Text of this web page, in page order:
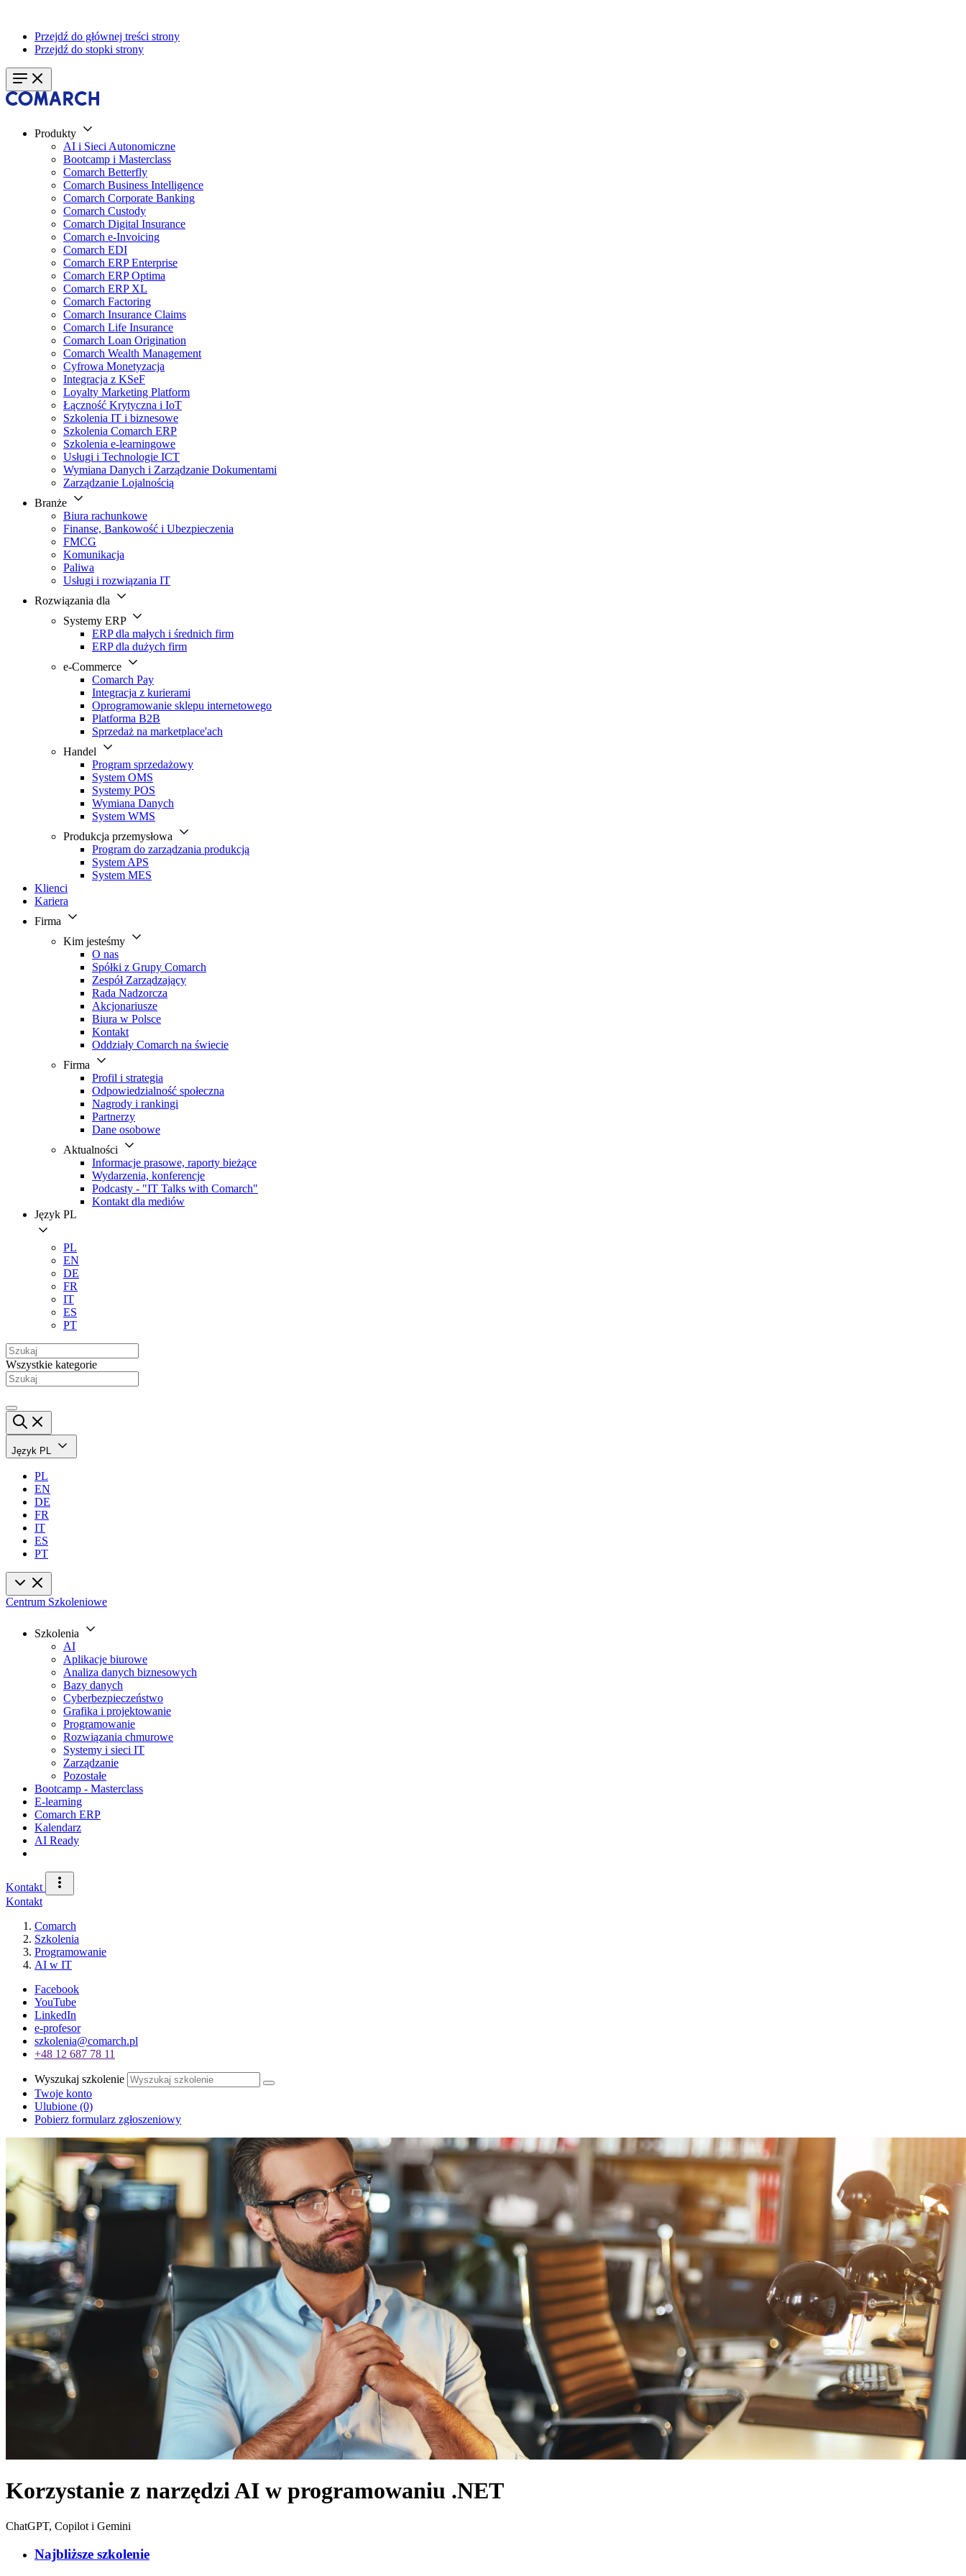
Przejdź do głównej treści strony
Przejdź do stopki strony
Produkty
AI i Sieci Autonomiczne
Bootcamp i Masterclass
Comarch Betterfly
Comarch Business Intelligence
Comarch Corporate Banking
Comarch Custody
Comarch Digital Insurance
Comarch e-Invoicing
Comarch EDI
Comarch ERP Enterprise
Comarch ERP Optima
Comarch ERP XL
Comarch Factoring
Comarch Insurance Claims
Comarch Life Insurance
Comarch Loan Origination
Comarch Wealth Management
Cyfrowa Monetyzacja
Integracja z KSeF
Loyalty Marketing Platform
Łączność Krytyczna i IoT
Szkolenia IT i biznesowe
Szkolenia Comarch ERP
Szkolenia e-learningowe
Usługi i Technologie ICT
Wymiana Danych i Zarządzanie Dokumentami
Zarządzanie Lojalnością
Branże
Biura rachunkowe
Finanse, Bankowość i Ubezpieczenia
FMCG
Komunikacja
Paliwa
Usługi i rozwiązania IT
Rozwiązania dla
Systemy ERP
ERP dla małych i średnich firm
ERP dla dużych firm
e-Commerce
Comarch Pay
Integracja z kurierami
Oprogramowanie sklepu internetowego
Platforma B2B
Sprzedaż na marketplace'ach
Handel
Program sprzedażowy
System OMS
Systemy POS
Wymiana Danych
System WMS
Produkcja przemysłowa
Program do zarządzania produkcją
System APS
System MES
Klienci
Kariera
Firma
Kim jesteśmy
O nas
Spółki z Grupy Comarch
Zespół Zarządzający
Rada Nadzorcza
Akcjonariusze
Biura w Polsce
Kontakt
Oddziały Comarch na świecie
Firma
Profil i strategia
Odpowiedzialność społeczna
Nagrody i rankingi
Partnerzy
Dane osobowe
Aktualności
Informacje prasowe, raporty bieżące
Wydarzenia, konferencje
Podcasty - "IT Talks with Comarch"
Kontakt dla mediów
Język PL
PL
EN
DE
FR
IT
ES
PT
Wszystkie kategorie
Język PL
PL
EN
DE
FR
IT
ES
PT
Centrum Szkoleniowe
Szkolenia
AI
Aplikacje biurowe
Analiza danych biznesowych
Bazy danych
Cyberbezpieczeństwo
Grafika i projektowanie
Programowanie
Rozwiązania chmurowe
Systemy i sieci IT
Zarządzanie
Pozostałe
Bootcamp - Masterclass
E-learning
Comarch ERP
Kalendarz
AI Ready
Kontakt
Kontakt
Comarch
Szkolenia
Programowanie
AI w IT
Facebook
YouTube
LinkedIn
e-profesor
szkolenia@comarch.pl
+48 12 687 78 11
Wyszukaj szkolenie
Twoje konto
Ulubione (0)
Pobierz formularz zgłoszeniowy
Korzystanie z narzędzi AI w programowaniu .NET
ChatGPT, Copilot i Gemini
Najbliższe szkolenie